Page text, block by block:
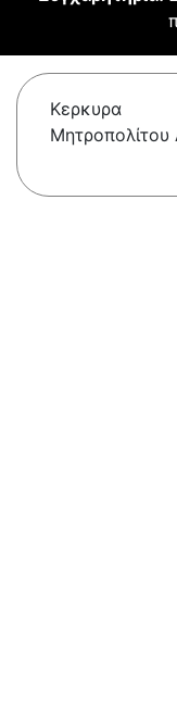
Κερκυρα
Μητροπολίτου